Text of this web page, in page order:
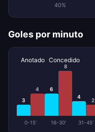
40%
Goles por minuto
Anotado Concedido
3
4
0-15'
6
8
16-30'
4
2
31-45'